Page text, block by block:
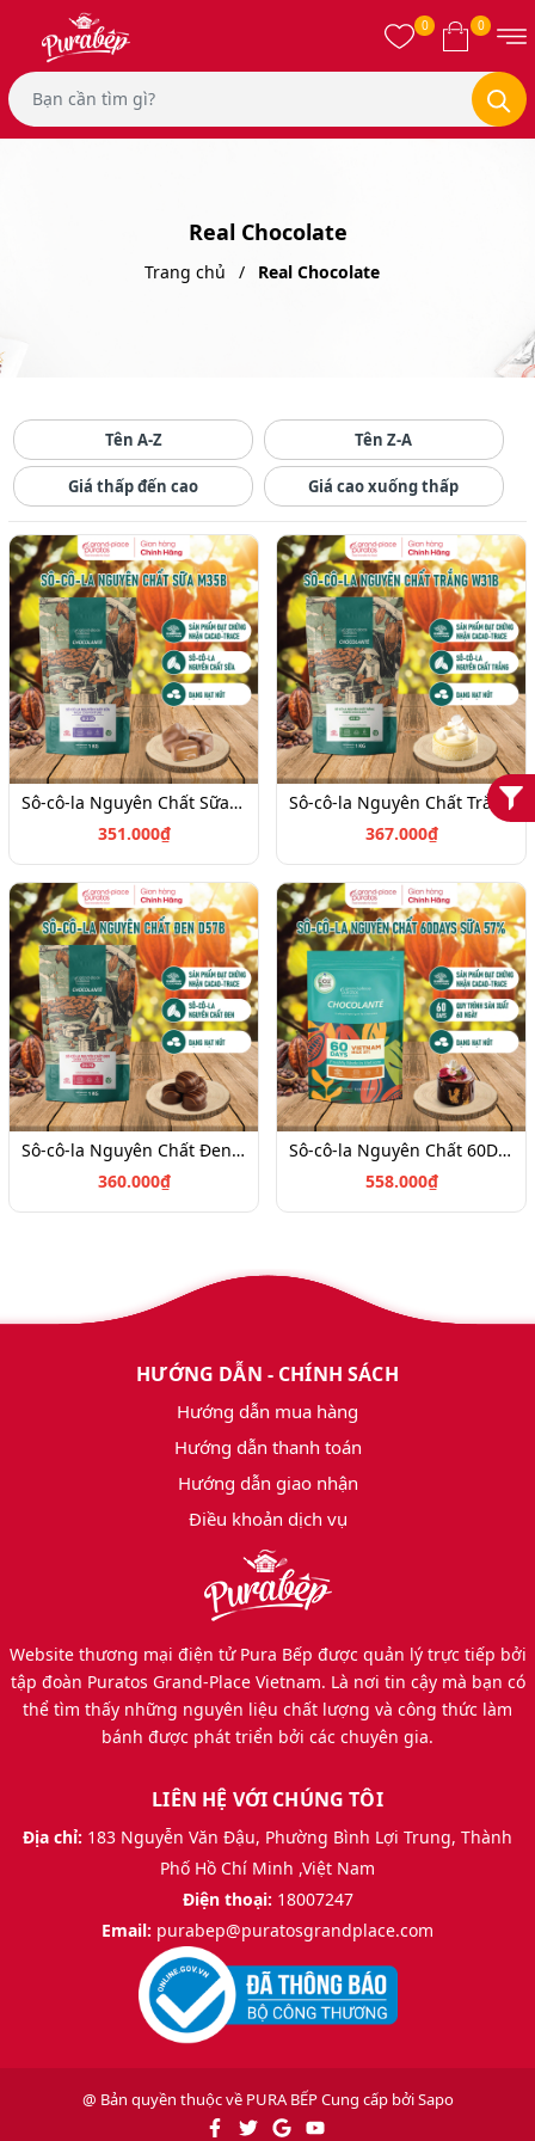
0 0
Real Chocolate
Trang chủ Real Chocolate
Tên A-Z Tên Z-A
Giá thấp đến cao Giá cao xuống thấp
Sô-cô-la Nguyên Chất Sữa M35B_1kg-4021119
351.000₫
Sô-cô-la Nguyên Chất Trắng W31B_1kg-4021182
367.000₫
Sô-cô-la Nguyên Chất Đen D57B_1kg-4021118
360.000₫
Sô-cô-la Nguyên Chất 60DAYS Sữa 57% _1kg_4023011
558.000₫
HƯỚNG DẪN - CHÍNH SÁCH
Hướng dẫn mua hàng
Hướng dẫn thanh toán
Hướng dẫn giao nhận
Điều khoản dịch vụ
Website thương mại điện tử Pura Bếp được quản lý trực tiếp bởi
tập đoàn Puratos Grand-Place Vietnam. Là nơi tin cậy mà bạn có
thể tìm thấy những nguyên liệu chất lượng và công thức làm
bánh được phát triển bởi các chuyên gia.
LIÊN HỆ VỚI CHÚNG TÔI
Địa chỉ: 183 Nguyễn Văn Đậu, Phường Bình Lợi Trung, Thành
Phố Hồ Chí Minh ,Việt Nam
Điện thoại: 18007247
Email: purabep@puratosgrandplace.com
@ Bản quyền thuộc về PURA BẾPCung cấp bởiSapo